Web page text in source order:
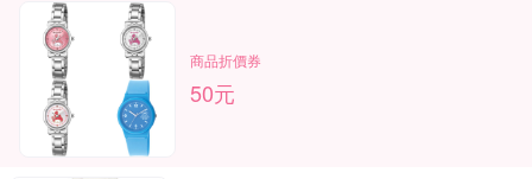
商品折價券
50元